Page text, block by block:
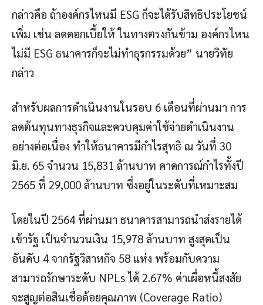
กล่าวคือ ถ้าองค์กรไหนมี ESG ก็จะได้รับสิทธิประโยชน์
เพิ่ม เช่น ลดดอกเบี้ยให้ ในทางตรงกันข้าม องค์กรไหน
ไม่มี ESG ธนาคารก็จะไม่ทำธุรกรรมด้วย” นายวิทัย
กล่าว
สำหรับผลการดำเนินงานในรอบ 6 เดือนที่ผ่านมา การ
ลดต้นทุนทางธุรกิจและควบคุมค่าใช้จ่ายดำเนินงาน
อย่างต่อเนื่อง ทำให้ธนาคารมีกำไรสุทธิ ณ วันที่ 30
มิ.ย. 65 จำนวน 15,831 ล้านบาท คาดการณ์กำไรทั้งปี
2565 ที่ 29,000 ล้านบาท ซึ่งอยู่ในระดับที่เหมาะสม
โดยในปี 2564 ที่ผ่านมา ธนาคารสามารถนำส่งรายได้
เข้ารัฐ เป็นจำนวนเงิน 15,978 ล้านบาท สูงสุดเป็น
อันดับ 4 จากรัฐวิสาหกิจ 58 แห่ง พร้อมกับความ
สามารถรักษาระดับ NPLs ได้ 2.67% ค่าเผื่อหนี้สงสัย
จะสูญต่อสินเชื่อด้อยคุณภาพ (Coverage Ratio)